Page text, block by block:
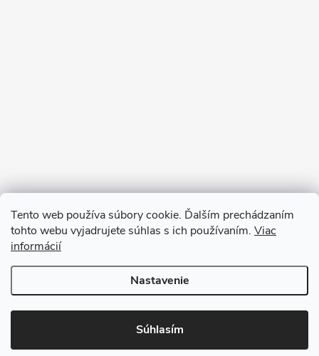
Tento web používa súbory cookie. Ďalším prechádzaním
tohto webu vyjadrujete súhlas s ich používaním. Viac
informácií
Nastavenie
Súhlasím
Copyright 2026Ratanea.sk. Všetky práva vyhradené.Upraviť nastavenie
cookies